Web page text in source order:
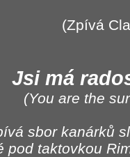
(Zpívá
Jsi má
(You are the
sbor kanárků
pod taktovkou